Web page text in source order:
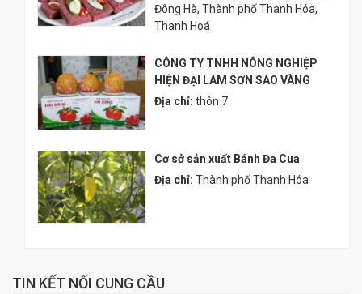
Đông Hà, Thành phố Thanh Hóa,
Thanh Hoá
CÔNG TY TNHH NÔNG NGHIỆP
HIỆN ĐẠI LAM SƠN SAO VÀNG
Địa chỉ: thôn 7
Cơ sở sản xuất Bánh Đa Cua
Địa chỉ: Thành phố Thanh Hóa
TIN KẾT NỐI CUNG CẦU